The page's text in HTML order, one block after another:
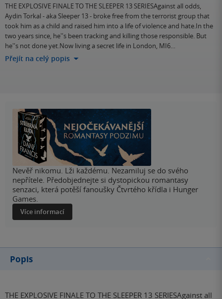
THE EXPLOSIVE FINALE TO THE SLEEPER 13 SERIESAgainst all odds,
Aydin Torkal - aka Sleeper 13 - broke free from the terrorist group that
took him as a child and raised him into a life of violence and hate.In the
two years since, he''s been tracking and killing those responsible. But
he''s not done yet.Now living a secret life in London, MI6…
Přejít na celý popis
Nevěř nikomu. Lži každému. Nezamiluj se do svého
nepřítele. Předobjednejte si dystopickou romantasy
senzaci, která potěší fanoušky Čtvrtého křídla i Hunger
Games.
Více informací
Popis
THE EXPLOSIVE FINALE TO THE SLEEPER 13 SERIESAgainst all